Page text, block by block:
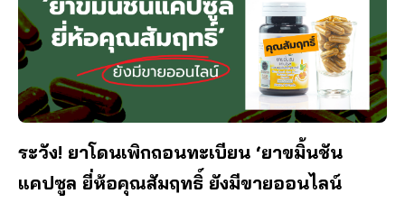
ระวัง! ยาโดนเพิกถอนทะเบียน ‘ยาขมิ้นชัน
แคปซูล ยี่ห้อคุณสัมฤทธิ์ ยังมีขายออนไลน์